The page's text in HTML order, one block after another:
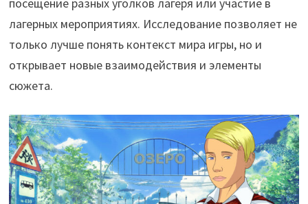
лагерных мероприятиях. Исследование позволяет не
только лучше понять контекст мира игры, но и
открывает новые взаимодействия и элементы
сюжета.